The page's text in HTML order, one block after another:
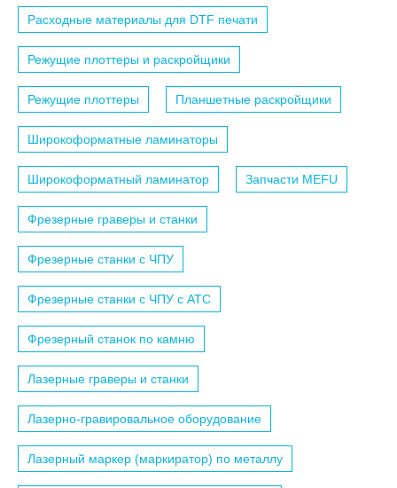
Расходные материалы для DTF печати
Режущие плоттеры и раскройщики
Режущие плоттеры Планшетные раскройщики
Широкоформатные ламинаторы
Широкоформатный ламинатор Запчасти MEFU
Фрезерные граверы и станки
Фрезерные станки с ЧПУ
Фрезерные станки с ЧПУ c АТС
Фрезерный станок по камню
Лазерные граверы и станки
Лазерно-гравировальное оборудование
Лазерный маркер (маркиратор) по металлу